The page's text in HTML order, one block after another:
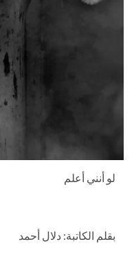
لو أنني أعلم
بقلم الكاتبة: دلال أحمد